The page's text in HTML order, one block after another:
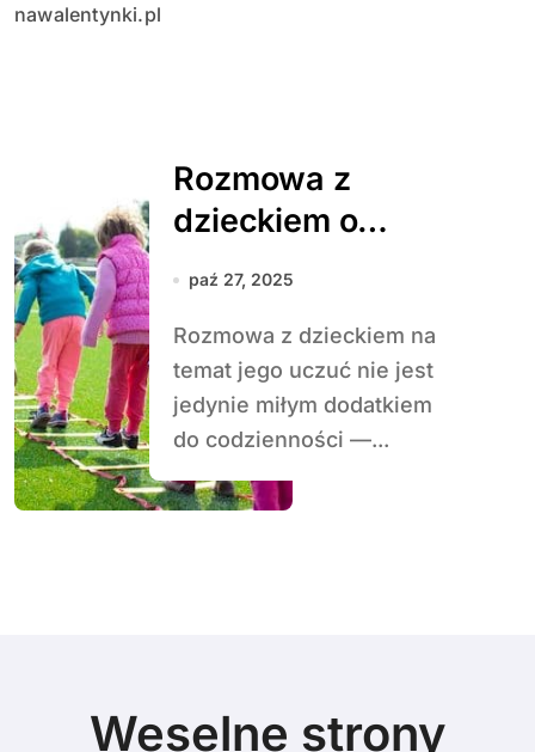
nawalentynki.pl
Rozmowa z
dzieckiem o
emocjach jako
światem uczuć a
świadomością
paź 27, 2025
Rozmowa z dzieckiem na
temat jego uczuć nie jest
jedynie miłym dodatkiem
do codzienności —...
Weselne strony